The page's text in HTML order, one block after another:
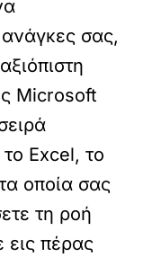
ανάγκες σας,
Microsoft
Excel, το
οποία σας
τη ροή
εις πέρας